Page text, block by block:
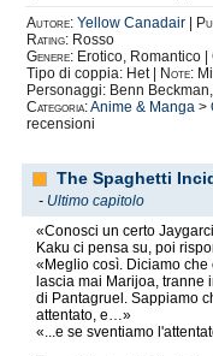
Grazie
Autore: Yellow Canadair
Rating: Rosso
Genere: Erotico, Romantico |
Tipo di coppia: Het |
Note:
Personaggi: Benn
Categoria:Anime & Manga >
recensioni
The Spaghetti
- Ultimo capitolo
«Conosci un certo
Kaku ci pensa su, poi
«Meglio così. Diciamo
lascia mai Marijoa, tranne
di Pantagruel. Sappiamo
attentato, e…»
«...e se sventiamo